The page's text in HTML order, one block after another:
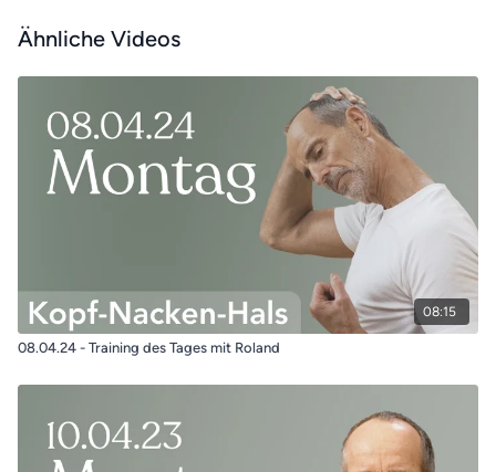
Ähnliche Videos
08:15
08.04.24 - Training des Tages mit Roland